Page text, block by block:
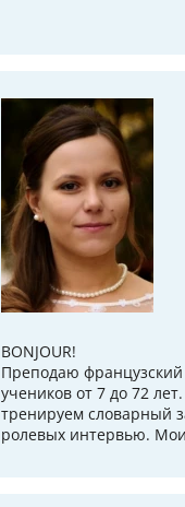
BONJOUR!
Преподаю
учеников от 7 до 72
тренируем словарный
ролевых интервью.